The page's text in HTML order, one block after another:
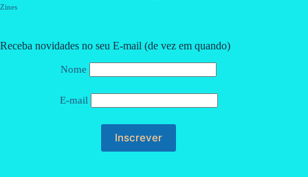
Zines
Receba novidades no seu E-mail (de vez em quando)
Nome
E-mail